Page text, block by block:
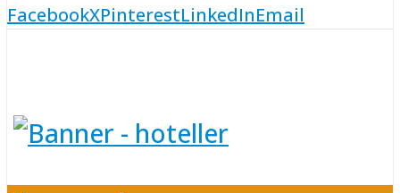
FacebookXPinterestLinkedInEmail